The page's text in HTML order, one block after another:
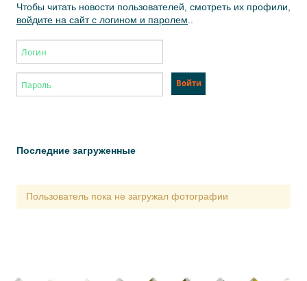
Чтобы читать новости пользователей, смотреть их профили,
войдите на сайт с логином и паролем
Последние загруженные
Пользователь пока не загружал фотографии